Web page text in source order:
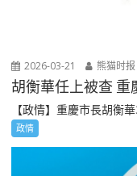
2026-03-21 熊猫时报
胡衡華任上被查 重
【政情】重慶市長胡衡
政情